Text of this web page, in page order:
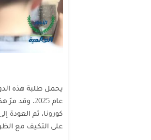
عام 2025.
كورونا، ثم العودة
على التكيف مع